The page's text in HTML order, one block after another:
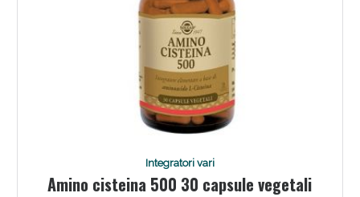
Integratori vari
Amino cisteina 500 30 capsule vegetali
Benessere Intestinale: Sconto fino al 55% valido
oggi!